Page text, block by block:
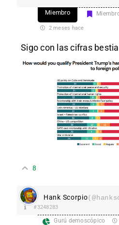
Miembro
2 meses hace
Sigo con las cifras
8
Hank Scorpio
#3248283
Gurú demoscópico